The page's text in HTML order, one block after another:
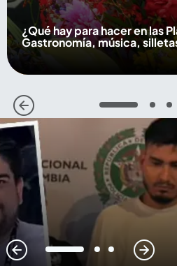
¿Qué hay para hacer en las
Gastronomía, música,
1 2 3
1 2 3